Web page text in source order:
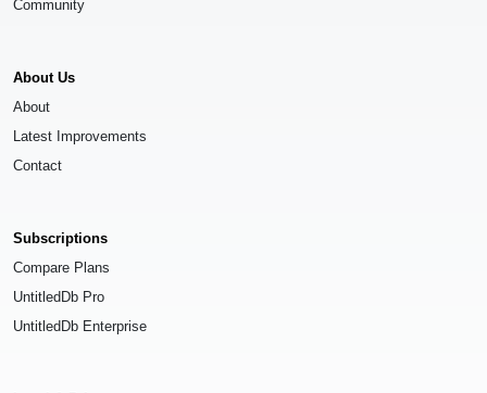
Community
About Us
About
Latest Improvements
Contact
Subscriptions
Compare Plans
UntitledDb Pro
UntitledDb Enterprise